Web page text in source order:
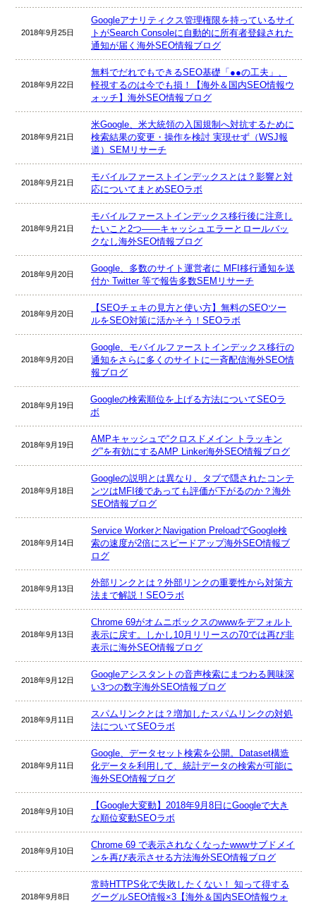
2018年9月25日
Googleアナリティクス管理権限を持っているサイ
トがSearch Consoleに自動的に所有者登録された
通知が届く海外SEO情報ブログ
2018年9月22日
無料でだれでもできるSEO基礎「●●の工夫」、
軽視するのは今でも損！【海外＆国内SEO情報ウ
ォッチ】海外SEO情報ブログ
2018年9月21日
米Google、米大統領の入国規制へ対抗するために
検索結果の変更・操作を検討 実現せず（WSJ報
道）SEMリサーチ
2018年9月21日
モバイルファーストインデックスとは？影響と対
応についてまとめSEOラボ
2018年9月21日
モバイルファーストインデックス移行後に注意し
たいこと2つ――キャッシュエラーとロールバッ
クなし海外SEO情報ブログ
2018年9月20日
Google、多数のサイト運営者に MFI移行通知を送
付か Twitter 等で報告多数SEMリサーチ
2018年9月20日
【SEOチェキの見方と使い方】無料のSEOツー
ルをSEO対策に活かそう！SEOラボ
2018年9月20日
Google、モバイルファーストインデックス移行の
通知をさらに多くのサイトに一斉配信海外SEO情
報ブログ
2018年9月19日
Googleの検索順位を上げる方法についてSEOラ
ボ
2018年9月19日
AMPキャッシュで“クロスドメイン トラッキン
グ”を有効にするAMP Linker海外SEO情報ブログ
2018年9月18日
Googleの説明とは異なり、タブで隠されたコンテ
ンツはMFI後であっても評価が下がるのか？海外
SEO情報ブログ
2018年9月14日
Service WorkerとNavigation PreloadでGoogle検
索の速度が2倍にスピードアップ海外SEO情報ブ
ログ
2018年9月13日
外部リンクとは？外部リンクの重要性から対策方
法まで解説！SEOラボ
2018年9月13日
Chrome 69がオムニボックスのwwwをデフォルト
表示に戻す。しかし10月リリースの70では再び非
表示に海外SEO情報ブログ
2018年9月12日
Googleアシスタントの音声検索にまつわる興味深
い3つの数字海外SEO情報ブログ
2018年9月11日
スパムリンクとは？増加したスパムリンクの対処
法についてSEOラボ
2018年9月11日
Google、データセット検索を公開。Dataset構造
化データを利用して、統計データの検索が可能に
海外SEO情報ブログ
2018年9月10日
【Google大変動】2018年9月8日にGoogleで大き
な順位変動SEOラボ
2018年9月10日
Chrome 69 で表示されなくなったwwwサブドメイ
ンを再び表示させる方法海外SEO情報ブログ
2018年9月8日
常時HTTPS化で失敗したくない！ 知って得する
グーグルSEO情報×3【海外＆国内SEO情報ウォ